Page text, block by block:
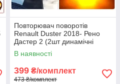
Повторювач поворотів
Renault Duster 2018- Рено
Дастер 2 (2шт динамічні
чорні ЛЕД)
В наявності
399 ₴/комплект
473 ₴/комплект